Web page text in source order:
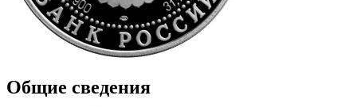
Общие сведения